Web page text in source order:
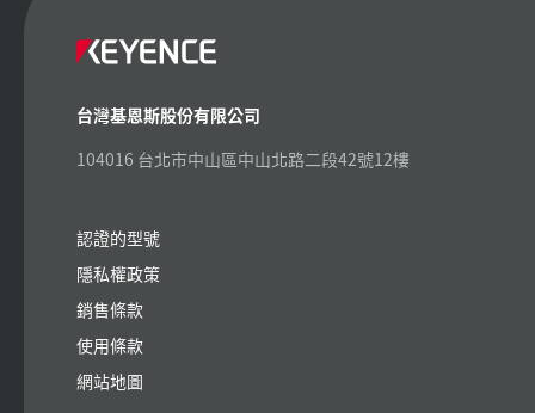
台灣基恩斯股份有限公司
104016 台北市中山區中山北路二段42號12樓
認證的型號
隱私權政策
銷售條款
使用條款
網站地圖